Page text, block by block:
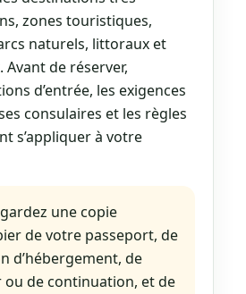
zones touristiques,
naturels, littoraux et
de réserver,
d’entrée, les exigences
consulaires et les règles
s’appliquer à votre
une copie
de votre passeport, de
d’hébergement, de
de continuation, et de